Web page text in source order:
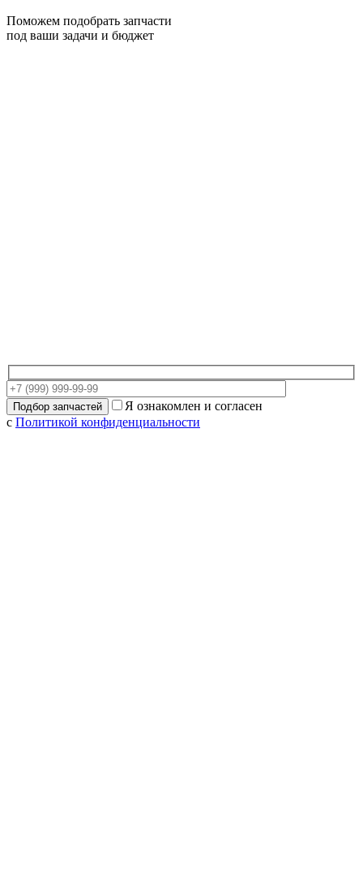
Поможем подобрать запчасти
под ваши задачи и бюджет
Я ознакомлен и согласен
с Политикой конфиденциальности